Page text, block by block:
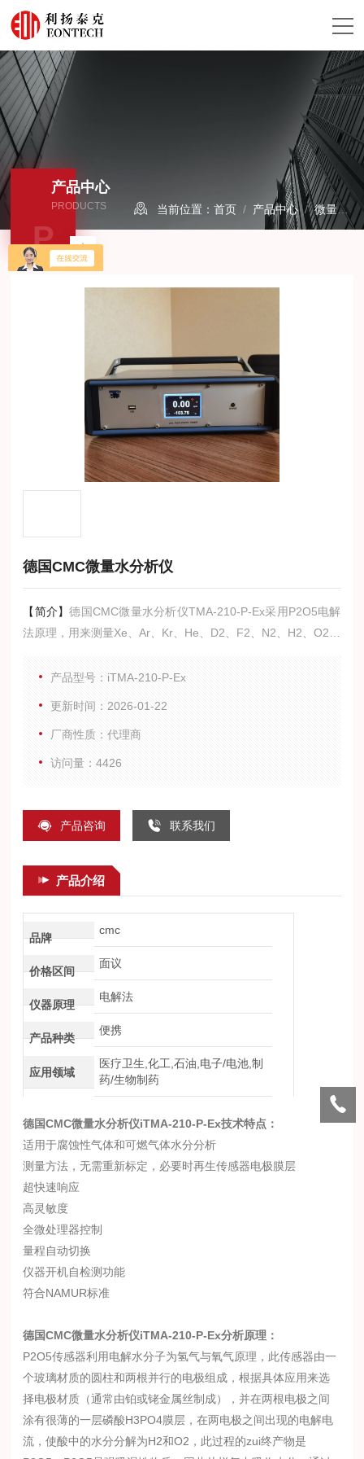
产品中心
PRODUCTS
P
当前位置：首页 / 产品中心/微量水分析仪/露点仪
德国CMC微量水分析仪
【简介】德国CMC微量水分析仪TMA-210-P-Ex采用P2O5电解
法原理，用来测量Xe、Ar、Kr、He、D2、F2、N2、H2、O2、
gas，尤其适合高纯酸气如Cl2、HCl、SO2、H2S 等气体微量
产品型号：iTMA-210-P-Ex
更新时间：2026-01-22
厂商性质：代理商
访问量：4426
产品咨询 联系我们
产品介绍
品牌
cmc
价格区间
面议
仪器原理
电解法
产品种类
便携
应用领域
医疗卫生,化工,石油,电子/电池,制
药/生物制药
德国CMC微量水分析仪iTMA-210-P-Ex技术特点：
适用于腐蚀性气体和可燃气体水分分析
测量方法，无需重新标定，必要时再生传感器电极膜层
超快速响应
高灵敏度
全微处理器控制
量程自动切换
仪器开机自检测功能
符合NAMUR标准
德国CMC微量水分析仪iTMA-210-P-Ex分析原理：
P2O5传感器利用电解水分子为氢气与氧气原理，此传感器由一
个玻璃材质的圆柱和两根并行的电极组成，根据具体应用来选
择电极材质（通常由铂或铑金属丝制成），并在两根电极之间
涂有很薄的一层磷酸H3PO4膜层，在两电极之间出现的电解电
流，使酸中的水分分解为H2和O2，此过程的zui终产物是